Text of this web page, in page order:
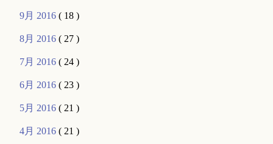
9月 2016( 18 )
8月 2016( 27 )
7月 2016( 24 )
6月 2016( 23 )
5月 2016( 21 )
4月 2016( 21 )